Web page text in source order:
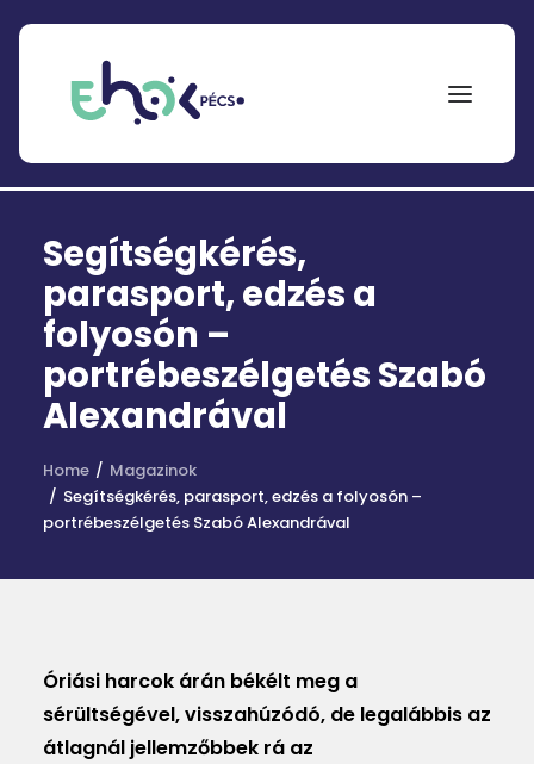
NEPTUN
Search
for:
EHÖK
ÖSZTÖNDÍJAK
PÁLYÁZATOK
KOLLÉGIUMOK
HÍREK
HU
Segítségkérés,
parasport, edzés a
folyosón –
portrébeszélgetés Szabó
Alexandrával
Home
Magazinok
Segítségkérés, parasport, edzés a folyosón –
portrébeszélgetés Szabó Alexandrával
Óriási harcok árán békélt meg a
sérültségével, visszahúzódó, de legalábbis az
átlagnál jellemzőbbek rá az